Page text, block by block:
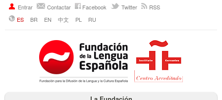
Entrar Contactar Facebook Twitter
RSS
ES
BR EN 中文 PL RU